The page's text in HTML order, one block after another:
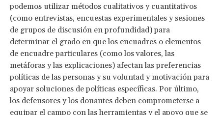
podemos utilizar métodos cualitativos y cuantitativos
(como entrevistas, encuestas experimentales y sesiones
de grupos de discusión en profundidad) para
determinar el grado en que los encuadres o elementos
de encuadre particulares (como los valores, las
metáforas y las explicaciones) afectan las preferencias
políticas de las personas y su voluntad y motivación para
apoyar soluciones de políticas específicas. Por último,
los defensores y los donantes deben comprometerse a
equipar el campo con las herramientas y el apoyo que se